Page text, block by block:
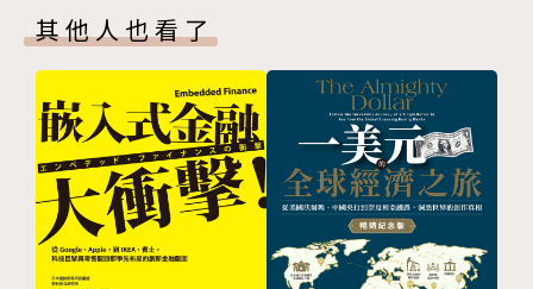
▌本書適合有以下需求的這些人：
☑聽過「元宇宙」一詞，卻不太清楚其意義。
☑難以閱讀太複雜的專業書籍。
☑希望學習關於下一代商機的相關知識。
☑想要快速了解實際運用元宇宙的案例。
本書特色
02 只要環境建置完成，人人都能立刻得心應手
03 元宇宙的向心力來自「社群」
04 繪圖功能大幅提升的關鍵
05 「沉浸式裝置」的進化，加速元宇宙的發展
06 從現實世界的惱人煩擾中解脫，沉浸到另一個世
界
07 疫情下普及的「遠距」行為，有了元宇宙更舒適
08 能顛覆「有實體就好」的價值是？
09 目前在遊戲世界中最接近元宇宙的是？
其他人也看了